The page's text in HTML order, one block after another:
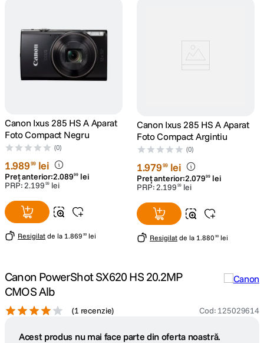
lavaliera
. card memorie
9 dji osmo
10 . insta 360
Canon Ixus 285 HS A Aparat
Foto Compact Negru
(0)
1.98999 lei
Preț anterior:2.08999 lei
PRP:2.199 99 lei
Resigilat de la 1 .869 99 lei
Canon Ixus 285 HS A Aparat
Foto Compact Argintiu
(0)
1.97999 lei
Preț anterior:2.07999 lei
PRP:2.199 99 lei
Resigilat de la 1 .880 99 lei
Canon PowerShot SX620 HS 20.2MP
CMOS Alb
(1 recenzie) Cod: 125029614
Acest produs nu mai face parte din oferta noastră.